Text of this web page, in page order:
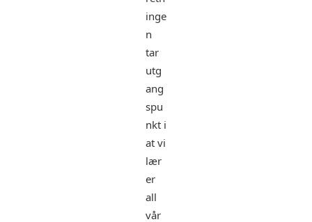
inge
n
tar
utg
ang
spu
nkt i
at vi
lær
er
all
vår